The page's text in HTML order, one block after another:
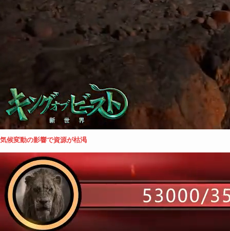
気候変動の影響で資源が枯渇